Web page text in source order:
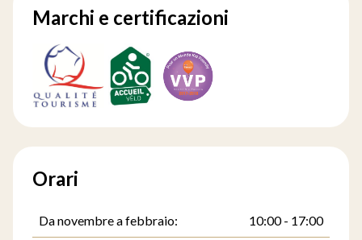
Marchi e certificazioni
Orari
Da novembre a febbraio: 10:00 - 17:00